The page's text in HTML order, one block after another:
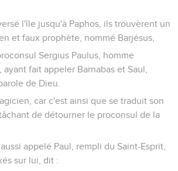
l'île jusqu'à Paphos, ils trouvèrent un
et faux prophète, nommé Barjésus,
Sergius Paulus, homme
fait appeler Barnabas et Saul,
de Dieu.
car c'est ainsi que se traduit son
de détourner le proconsul de la
appelé Paul, rempli du Saint-Esprit,
sur lui, dit :